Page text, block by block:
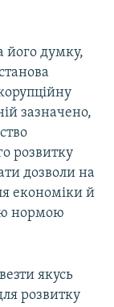
його думку,
зазначено,
розвитку
дозволи на
економіки й
нормою
якусь
розвитку